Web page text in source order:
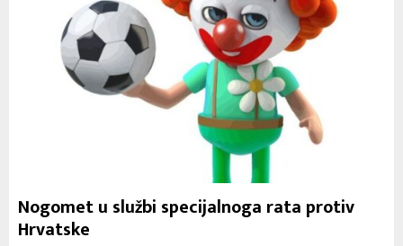
Nogomet u službi specijalnoga rata protiv
Hrvatske